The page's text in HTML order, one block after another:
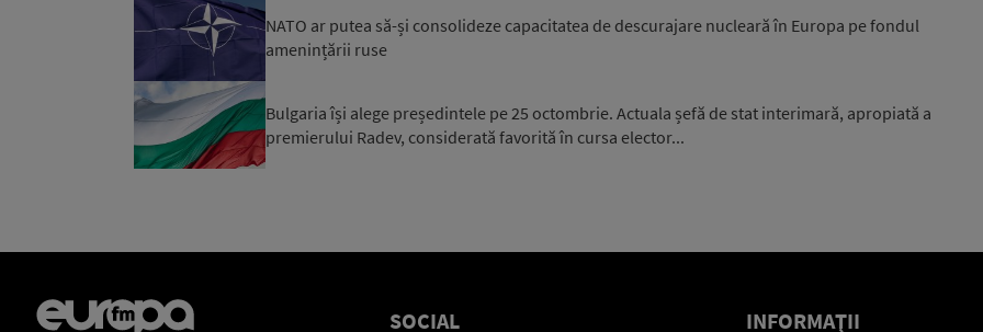
NATO ar putea să-și consolideze capacitatea de descurajare nucleară în Europa pe fondul
amenințării ruse
Bulgaria își alege președintele pe 25 octombrie. Actuala șefă de stat interimară, apropiată a
premierului Radev, considerată favorită în cursa elector...
SOCIAL INFORMAŢII